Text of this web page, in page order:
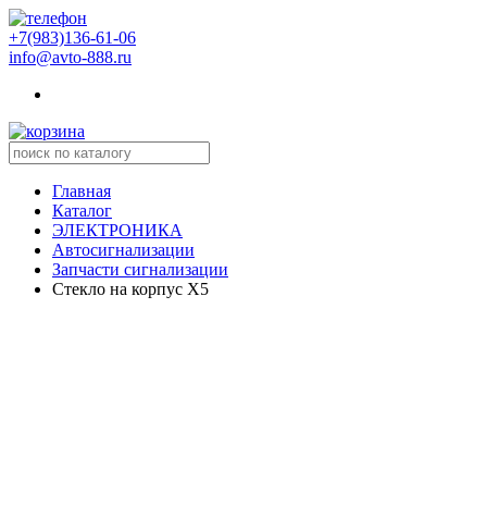
+7(983)136-61-06
info@avto-888.ru
Главная
Каталог
ЭЛЕКТРОНИКА
Автосигнализации
Запчасти сигнализации
Стекло на корпус Х5